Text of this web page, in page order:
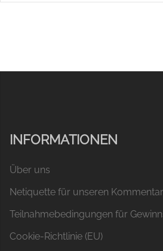
INFORMATIONEN
Über uns
Netiquette für unseren
Teilnahmebedingungen für
Cookie-Richtlinie (EU)